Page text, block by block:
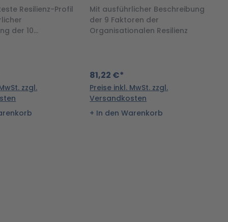
Resilienz-Profil
der 10
zzgl.
online
Mit ausführlicher Beschreibung
der 9 Faktoren der
Organisationalen Resilienz
81,22 €*
Preise inkl. MwSt. zzgl.
Versandkosten
In den Warenkorb